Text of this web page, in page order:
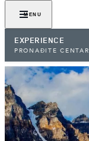
MENU
EXPERIENCE
PRONAĐITE CENTAR